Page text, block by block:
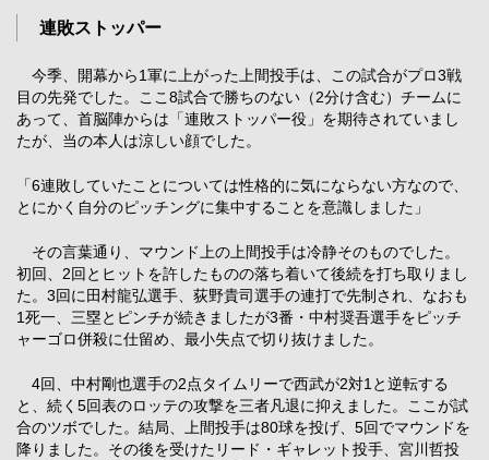
連敗ストッパー
今季、開幕から1軍に上がった上間投手は、この試合がプロ3戦
目の先発でした。ここ8試合で勝ちのない（2分け含む）チームに
あって、首脳陣からは「連敗ストッパー役」を期待されていまし
たが、当の本人は涼しい顔でした。
「6連敗していたことについては性格的に気にならない方なので、
とにかく自分のピッチングに集中することを意識しました」
その言葉通り、マウンド上の上間投手は冷静そのものでした。
初回、2回とヒットを許したものの落ち着いて後続を打ち取りまし
た。3回に田村龍弘選手、荻野貴司選手の連打で先制され、なおも
1死一、三塁とピンチが続きましたが3番・中村奨吾選手をピッチ
ャーゴロ併殺に仕留め、最小失点で切り抜けました。
4回、中村剛也選手の2点タイムリーで西武が2対1と逆転する
と、続く5回表のロッテの攻撃を三者凡退に抑えました。ここが試
合のツボでした。結局、上間投手は80球を投げ、5回でマウンドを
降りました。その後を受けたリード・ギャレット投手、宮川哲投